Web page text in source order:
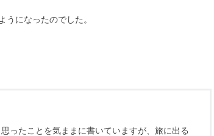
になったのでした。
ったことを気ままに書いていますが、旅に出る